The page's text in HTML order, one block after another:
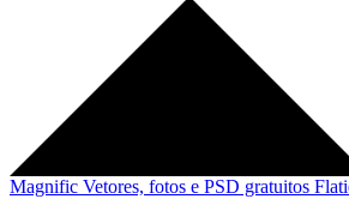
Magnific Vetores, fotos e PSD gratuitos